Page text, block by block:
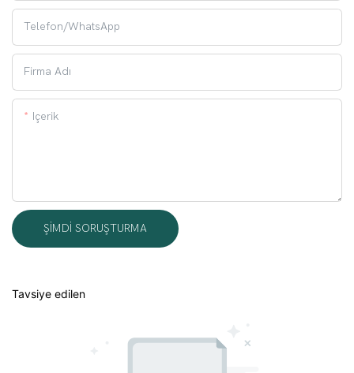
Telefon/WhatsApp
Firma Adı
Içerik
ŞIMDI SORUŞTURMA
Tavsiye edilen